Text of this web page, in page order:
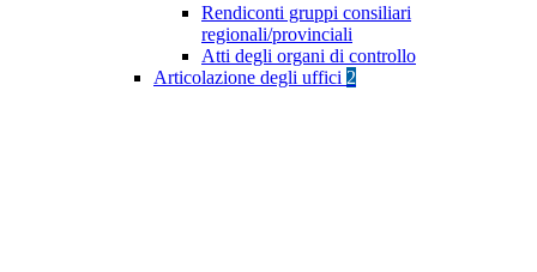
Rendiconti gruppi consiliari
regionali/provinciali
Atti degli organi di controllo
Articolazione degli uffici 2